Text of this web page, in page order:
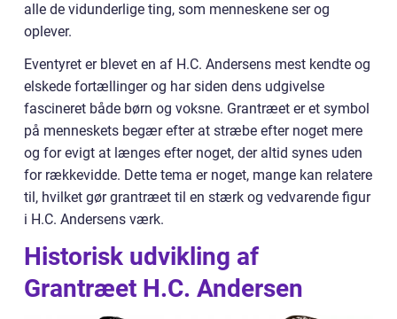
alle de vidunderlige ting, som menneskene ser og
oplever.
Eventyret er blevet en af H.C. Andersens mest kendte og
elskede fortællinger og har siden dens udgivelse
fascineret både børn og voksne. Grantræet er et symbol
på menneskets begær efter at stræbe efter noget mere
og for evigt at længes efter noget, der altid synes uden
for rækkevidde. Dette tema er noget, mange kan relatere
til, hvilket gør grantræet til en stærk og vedvarende figur
i H.C. Andersens værk.
Historisk udvikling af
Grantræet H.C. Andersen